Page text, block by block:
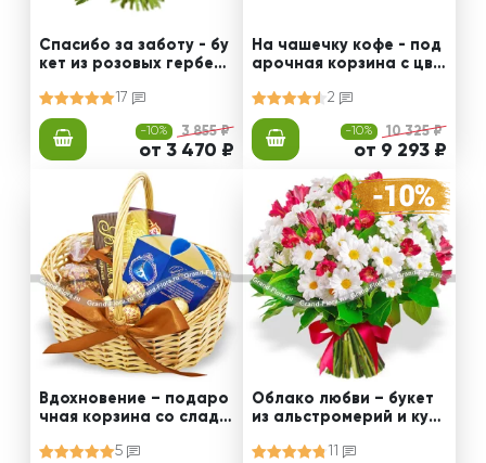
Спасибо за заботу - бу
кет из розовых гербер
17
-10% 3 855 ₽
от 3 470 ₽
На чашечку кофе - под
арочная корзина с цве
2
-10% 10 325 ₽
от 9 293 ₽
Вдохновение – подаро
чная корзина со сладо
5
Облако любви – букет
из альстромерий и куст
11